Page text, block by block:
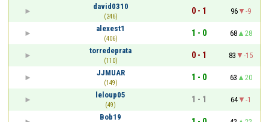
david0310
(246)
0 - 1 96
-9
alexest1
(406)
1 - 0 68
28
torredeprata
(110)
0 - 1 83
-15
JJMUAR
(149)
1 - 0 63
20
leloup05
(49)
1 - 1 64
-1
Bob19